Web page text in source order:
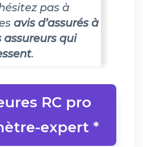
pas à
avis d’assurés à
assureurs qui
.
RC pro
expert *